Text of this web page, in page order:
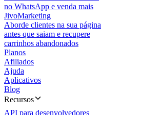
no WhatsApp e venda mais
JivoMarketing
Aborde clientes na sua página
antes que saiam e recupere
carrinhos abandonados
Planos
Afiliados
Ajuda
Aplicativos
Blog
Recursos
API para desenvolvedores